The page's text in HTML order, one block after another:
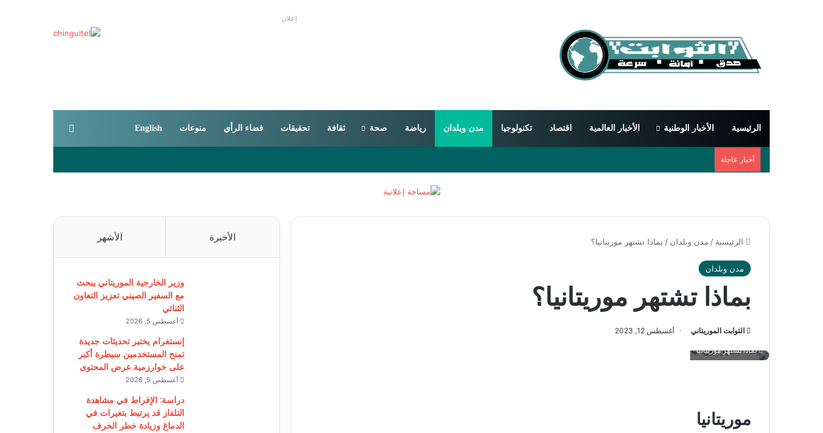
إعلان
الرئيسية الأخبار الوطنية الأخبار العالمية اقتصاد تكنولوجيا مدن وبلدان رياضة صحة ثقافة تحقيقات فضاء الرأي منوعات English
أخبار عاجلة
الرئيسية / مدن وبلدان / بماذا تشتهر موريتانيا؟
مدن وبلدان
بماذا تشتهر موريتانيا؟
الثوابت الموريتاني أغسطس 12, 2023
بماذا تشتهر موريتانيا
موريتانيا
الأخيرة الأشهر
وزير الخارجية الموريتاني يبحث
مع السفير الصيني تعزيز التعاون
الثنائي
أغسطس 5, 2026
إنستغرام يختبر تحديثات جديدة
تمنح المستخدمين سيطرة أكبر
على خوارزمية عرض المحتوى
أغسطس 5, 2026
دراسة: الإفراط في مشاهدة
التلفاز قد يرتبط بتغيرات في
الدماغ وزيادة خطر الخرف